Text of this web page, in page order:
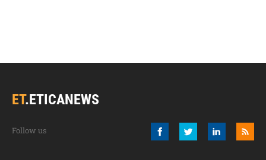
ET.ETICANEWS